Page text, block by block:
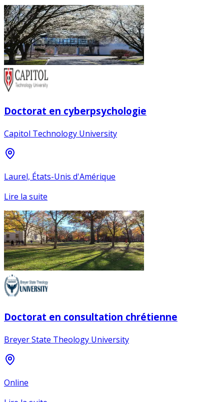
Doctorat en cyberpsychologie
Capitol Technology University
Laurel, États-Unis d'Amérique
Lire la suite
Doctorat en consultation chrétienne
Breyer State Theology University
Online